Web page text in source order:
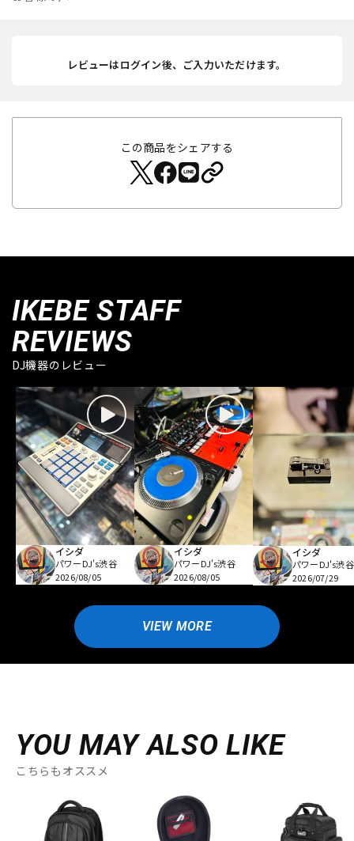
レビューはログイン後、ご入力いただけます。
この商品をシェアする
IKEBE STAFF
REVIEWS
DJ機器のレビュー
イシダ
パワーDJ's渋谷
2026/08/05
イシダ
パワーDJ's渋谷
2026/08/05
イシダ
パワーDJ's渋谷
2026/07/29
VIEW MORE
YOU MAY ALSO LIKE
こちらもオススメ